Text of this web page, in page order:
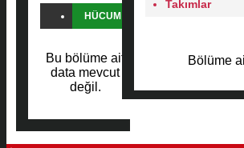
HÜCUM
PAS
FAUL
Bu bölüme ait
data mevcut
değil.
Takımlar
Bölüme